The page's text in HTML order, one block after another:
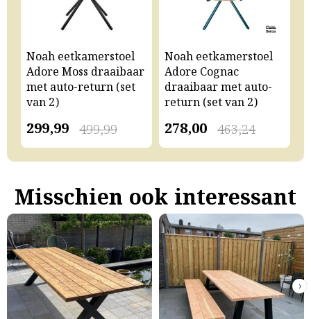
Noah eetkamerstoel
Adore Moss draaibaar
met auto-return (set
van 2)
499,99
299,99
Noah eetkamerstoel
Adore Cognac
draaibaar met auto-
return (set van 2)
463,24
278,00
Misschien ook interessant
›